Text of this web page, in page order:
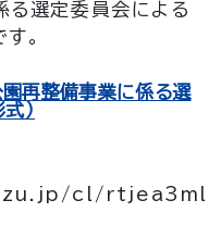
る選定委員会による
。
再整備事業に係る選
）
cl/rtjea3ml